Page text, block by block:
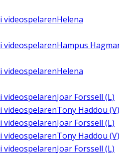
i videospelarenHelena
i videospelarenHampus
i videospelarenHelena
i videospelarenJoar Forssell (L)
i videospelarenTony Haddou (V)
i videospelarenJoar Forssell (L)
i videospelarenTony Haddou (V)
i videospelarenJoar Forssell (L)